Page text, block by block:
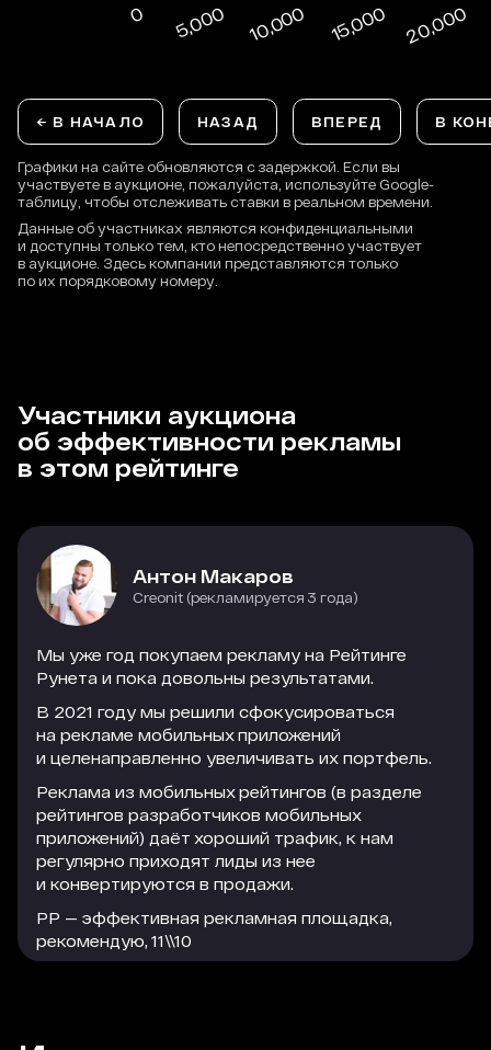
← В НАЧАЛО НАЗАД ВПЕРЕД В
Графики на сайте обновляются с задержкой. Если вы
участвуете в аукционе, пожалуйста, используйте Google-
таблицу, чтобы отслеживать ставки в реальном времени.
Данные об участниках являются конфиденциальными
и доступны только тем, кто непосредственно участвует
в аукционе. Здесь компании представляются только
по их порядковому номеру.
Участники аукциона
об эффективности рекламы
в этом рейтинге
Антон Макаров
Creonit (рекламируется 3 года)
Мы уже год покупаем рекламу на Рейтинге
Рунета и пока довольны результатами.
В 2021 году мы решили сфокусироваться
на рекламе мобильных приложений
и целенаправленно увеличивать их портфель.
Реклама из мобильных рейтингов (в разделе
рейтингов разработчиков мобильных
приложений) даёт хороший трафик, к нам
регулярно приходят лиды из нее
и конвертируются в продажи.
РР — эффективная рекламная площадка,
рекомендую, 11\\10